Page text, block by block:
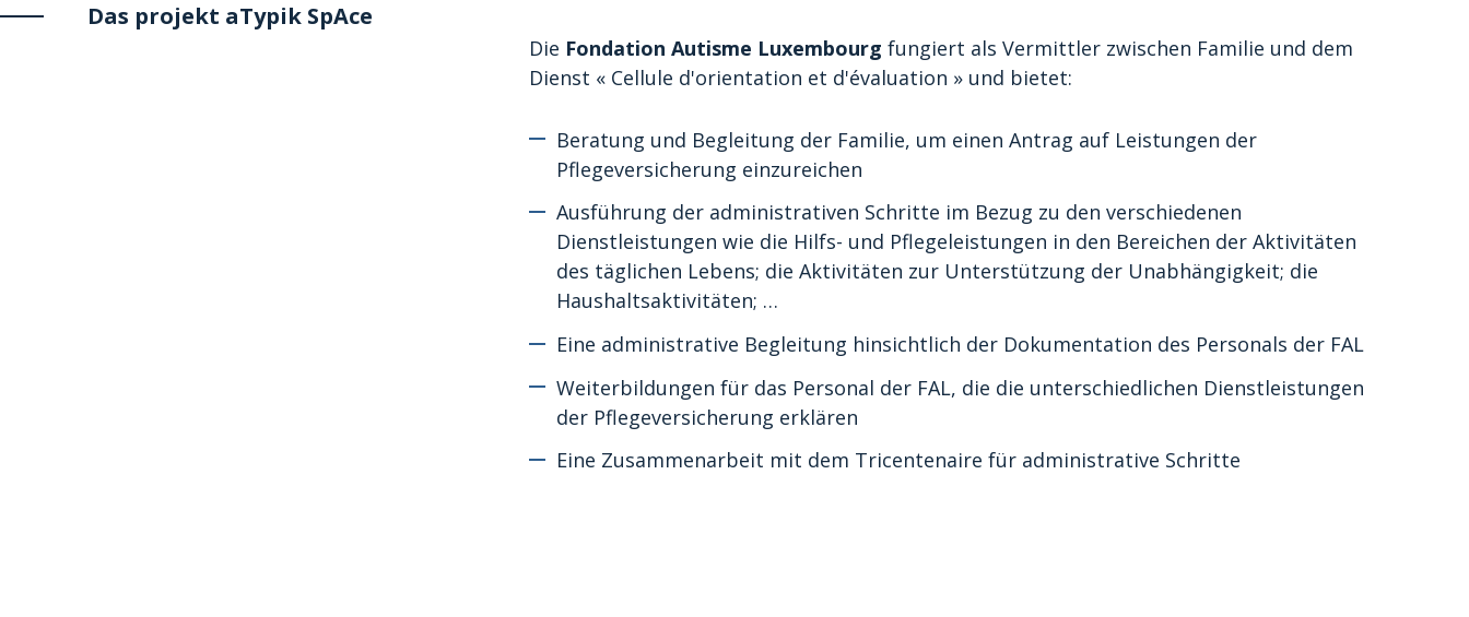
Das projekt aTypik SpAce
Die Fondation Autisme Luxembourg fungiert als Vermittler zwischen Familie und dem
Dienst « Cellule d'orientation et d'évaluation » und bietet:
Beratung und Begleitung der Familie, um einen Antrag auf Leistungen der
Pflegeversicherung einzureichen
Ausführung der administrativen Schritte im Bezug zu den verschiedenen
Dienstleistungen wie die Hilfs- und Pflegeleistungen in den Bereichen der Aktivitäten
des täglichen Lebens; die Aktivitäten zur Unterstützung der Unabhängigkeit; die
Haushaltsaktivitäten; …
Eine administrative Begleitung hinsichtlich der Dokumentation des Personals der FAL
Weiterbildungen für das Personal der FAL, die die unterschiedlichen Dienstleistungen
der Pflegeversicherung erklären
Eine Zusammenarbeit mit dem Tricentenaire für administrative Schritte